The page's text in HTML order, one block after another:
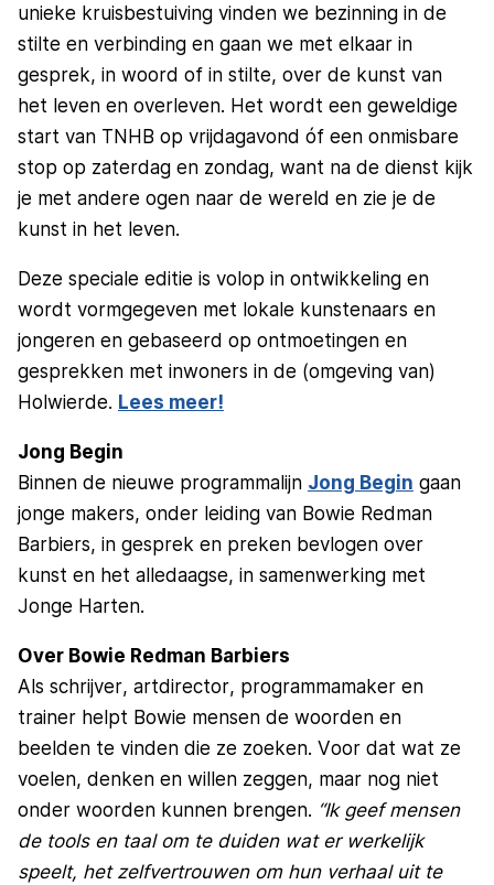
unieke kruisbestuiving vinden we bezinning in de
stilte en verbinding en gaan we met elkaar in
gesprek, in woord of in stilte, over de kunst van
het leven en overleven. Het wordt een geweldige
start van TNHB op vrijdagavond óf een onmisbare
stop op zaterdag en zondag, want na de dienst kijk
je met andere ogen naar de wereld en zie je de
kunst in het leven.
Deze speciale editie is volop in ontwikkeling en
wordt vormgegeven met lokale kunstenaars en
jongeren en gebaseerd op ontmoetingen en
gesprekken met inwoners in de (omgeving van)
Holwierde. Lees meer!
Jong Begin
Binnen de nieuwe programmalijn Jong Begin gaan
jonge makers, onder leiding van Bowie Redman
Barbiers, in gesprek en preken bevlogen over
kunst en het alledaagse, in samenwerking met
Jonge Harten.
Over Bowie Redman Barbiers
Als schrijver, artdirector, programmamaker en
trainer helpt Bowie mensen de woorden en
beelden te vinden die ze zoeken. Voor dat wat ze
voelen, denken en willen zeggen, maar nog niet
onder woorden kunnen brengen. “Ik geef mensen
de tools en taal om te duiden wat er werkelijk
speelt, het zelfvertrouwen om hun verhaal uit te